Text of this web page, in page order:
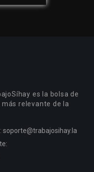
es la bolsa de
relevante de la
soporte@trabajosihay.la